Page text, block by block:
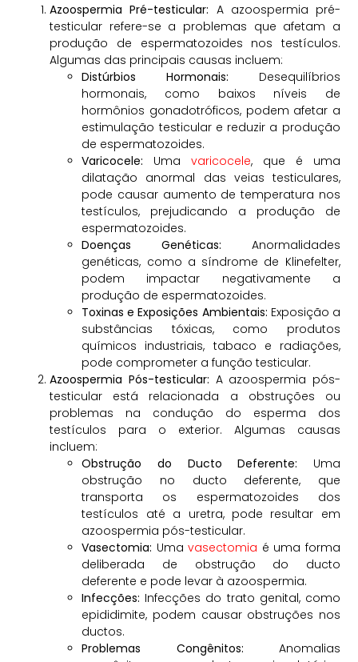
Azoospermia Pré-testicular: A azoospermia pré-
testicular refere-se a problemas que afetam a
produção de espermatozoides nos testículos.
Algumas das principais causas incluem:
Distúrbios Hormonais: Desequilíbrios
hormonais, como baixos níveis de
hormônios gonadotróficos, podem afetar a
estimulação testicular e reduzir a produção
de espermatozoides.
Varicocele: Umavaricocele, que é uma
dilatação anormal das veias testiculares,
pode causar aumento de temperatura nos
testículos, prejudicando a produção de
espermatozoides.
Doenças Genéticas: Anormalidades
genéticas, como a síndrome de Klinefelter,
podem impactar negativamente a
produção de espermatozoides.
Toxinas e Exposições Ambientais: Exposição a
substâncias tóxicas, como produtos
químicos industriais, tabaco e radiações,
pode comprometer a função testicular.
Azoospermia Pós-testicular: A azoospermia pós-
testicular está relacionada a obstruções ou
problemas na condução do esperma dos
testículos para o exterior. Algumas causas
incluem:
Obstrução do Ducto Deferente: Uma
obstrução no ducto deferente, que
transporta os espermatozoides dos
testículos até a uretra, pode resultar em
azoospermia pós-testicular.
Vasectomia: Umavasectomia é uma forma
deliberada de obstrução do ducto
deferente e pode levar à azoospermia.
Infecções: Infecções do trato genital, como
epididimite, podem causar obstruções nos
ductos.
Problemas Congênitos: Anomalias